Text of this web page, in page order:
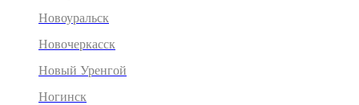
Новоуральск
Новочеркасск
Новый Уренгой
Ногинск